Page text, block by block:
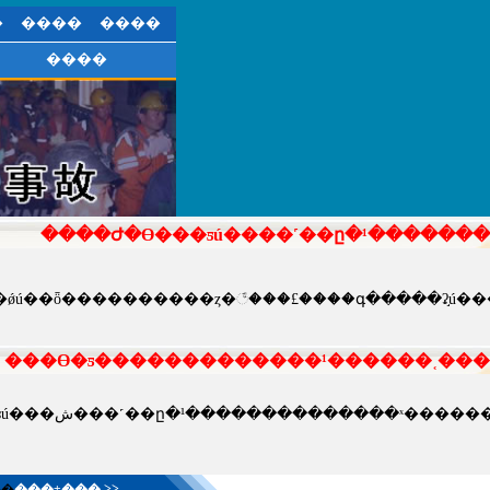
���� ����
����
����Ժ�ϴ���ƽú����˹��ը�¹�������